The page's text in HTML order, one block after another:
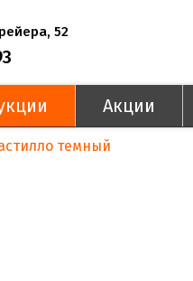
52
Акции
темный